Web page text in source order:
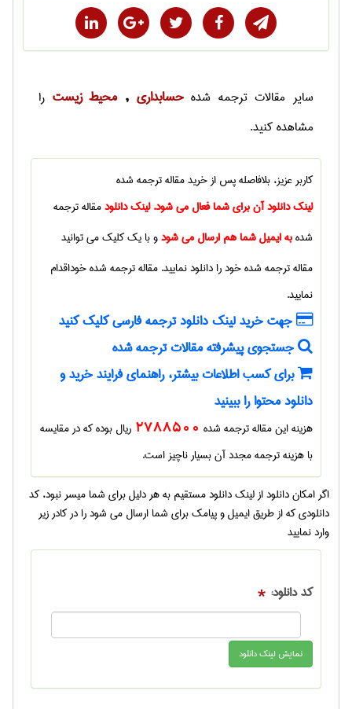
سایر مقالات ترجمه شده حسابداری ,محيط زيست را
مشاهده کنید.
کاربر عزیز، بلافاصله پس از خریدمقاله ترجمه شده
لینک دانلود آن برای شما فعال می شود. لینک دانلودمقاله ترجمه
شدهبه ایمیل شما هم ارسال می شودو با یک کلیک می توانید
مقاله ترجمه شدهخود را دانلود نمایید.مقاله ترجمه شدهخوداقدام
نمایید.
جهت خرید لینک دانلود ترجمه فارسی کلیک کنید
جستجوی پیشرفته مقالات ترجمه شده
برای کسب اطلاعات بیشتر، راهنمای فرایند خرید و
دانلود محتوا را ببینید
هزینه این مقاله ترجمه شده 2788500 ریال بوده که در مقایسه
با هزینه ترجمه مجدد آن بسیار ناچیز است.
اگر امکان دانلود از لینک دانلود مستقیم به هر دلیل برای شما میسر نبود، کد
دانلودی که از طریق ایمیل و پیامک برای شما ارسال می شود را در کادر زیر
وارد نمایید
کد دانلود: *